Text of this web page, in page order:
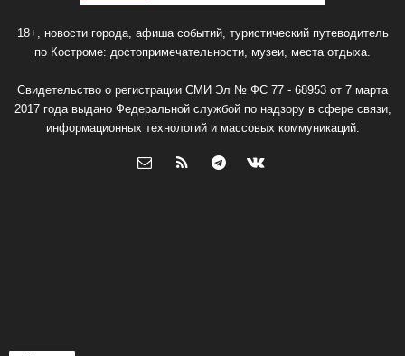
18+, новости города, афиша событий, туристический путеводитель
по Костроме: достопримечательности, музеи, места отдыха.
Свидетельство о регистрации СМИ Эл № ФС 77 - 68953 от 7 марта
2017 года выдано Федеральной службой по надзору в сфере связи,
информационных технологий и массовых коммуникаций.